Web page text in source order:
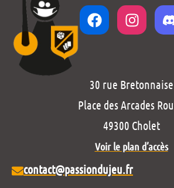
30 rue Bretonnaise
Place des Arcades
49300 Cholet
Voir le plan d’accès
contact@passiondujeu.fr